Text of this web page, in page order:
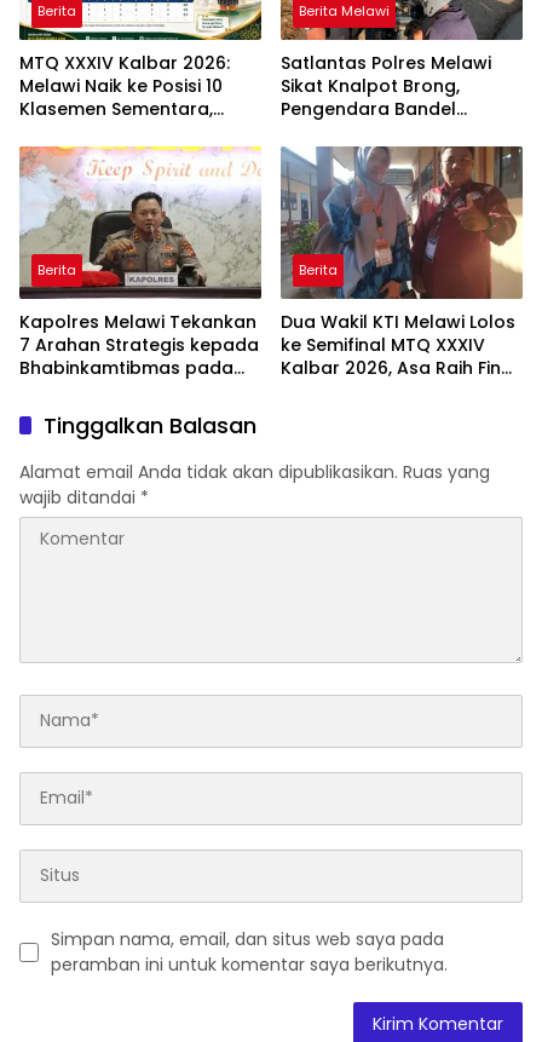
Berita
MTQ XXXIV Kalbar 2026:
Melawi Naik ke Posisi 10
Klasemen Sementara,
Peringkat Lebih Baik
Berlanjut
Berita Melawi
Satlantas Polres Melawi
Sikat Knalpot Brong,
Pengendara Bandel
Berita
Kapolres Melawi Tekankan
7 Arahan Strategis kepada
Bhabinkamtibmas pada
Berita
Dua Wakil KTI Melawi Lolos
ke Semifinal MTQ XXXIV
Kalbar 2026, Asa Raih Final
Tinggalkan Balasan
Alamat email Anda tidak akan dipublikasikan. Ruas yang
wajib ditandai *
Simpan nama, email, dan situs web saya pada
peramban ini untuk komentar saya berikutnya.